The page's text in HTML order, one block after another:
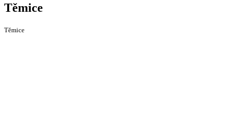
Těmice
Těmice